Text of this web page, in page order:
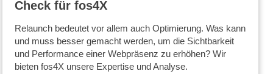
Check für fos4X
Relaunch bedeutet vor allem auch Optimierung. Was kann
und muss besser gemacht werden, um die Sichtbarkeit
und Performance einer Webpräsenz zu erhöhen? Wir
bieten fos4X unsere Expertise und Analyse.